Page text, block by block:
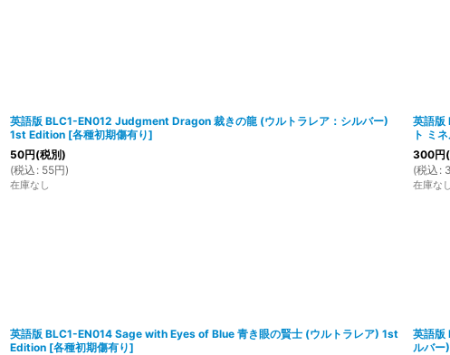
英語版 BLC1-EN012 Judgment Dragon 裁きの龍 (ウルトラレア：シルバー)
1st Edition [各種初期傷有り]
50円(税別)
(税込 : 55円)
在庫なし
英語版
ト ミ
300円
(税込 :
在庫なし
英語版 BLC1-EN014 Sage with Eyes of Blue 青き眼の賢士 (ウルトラレア) 1st
Edition [各種初期傷有り]
英語版
ルバー